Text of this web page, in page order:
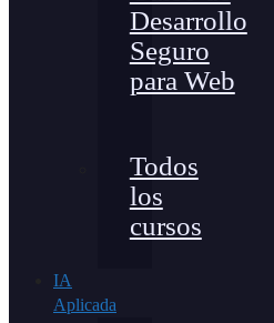
Desarrollo
Seguro
para Web
Todos
los
cursos
IA
Aplicada